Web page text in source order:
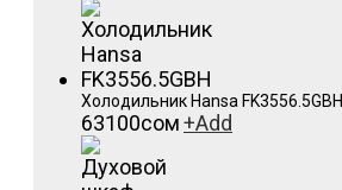
Холодильник Hansa FK3556.5GBH
63100сом+Add